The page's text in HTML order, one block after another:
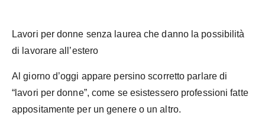
Lavori per donne senza laurea che danno la possibilità
di lavorare all’estero
Al giorno d’oggi appare persino scorretto parlare di
“lavori per donne”, come se esistessero professioni fatte
appositamente per un genere o un altro.